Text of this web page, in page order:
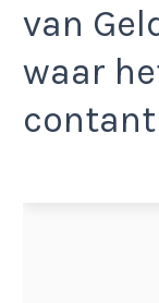
van
waar